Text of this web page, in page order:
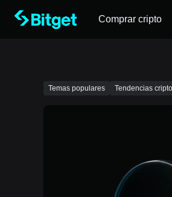
Comprar cripto
Temas populares Tendencias cripto